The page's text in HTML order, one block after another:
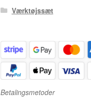
Værktøjssæt
Betalingsmetoder